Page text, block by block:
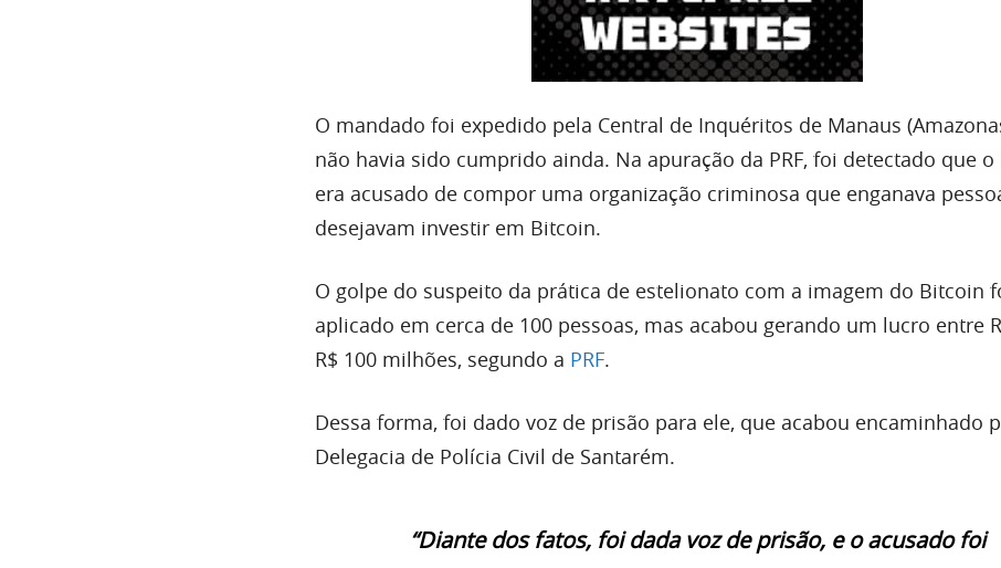
O mandado foi expedido pela Central de Inquéritos de Manaus
não havia sido cumprido ainda. Na apuração da PRF, foi detectado que
era acusado de compor uma organização criminosa que enganava
desejavam investir em Bitcoin.
O golpe do suspeito da prática de estelionato com a imagem do Bitcoin
aplicado em cerca de 100 pessoas, mas acabou gerando um lucro entre
R$ 100 milhões, segundo a PRF.
Dessa forma, foi dado voz de prisão para ele, que acabou encaminhado
Delegacia de Polícia Civil de Santarém.
“Diante dos fatos, foi dada voz de prisão, e o acusado foi